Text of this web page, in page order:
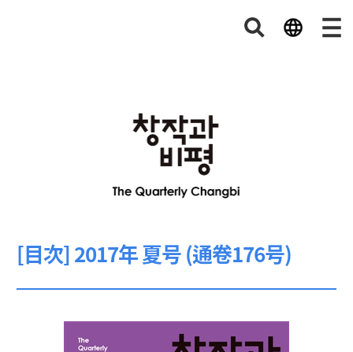
[目次] 2017年 夏号 (通卷176号)